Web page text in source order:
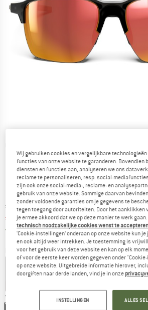
Oorspronkelijke prijs :
€ 224,95
Prijs:
€ 168,71 incl. BTW
Gratis verzending(NL)Nederland.
Kleur:Black / Beige
Variant: L - Reactiv 1-3 GC Rose (VLT 10-46%)
Wij gebruiken cookies en vergelijkbare
functies van onze website te garanderen. Bovendien
diensten en functies aan, analyseren we ons
reclame te personaliseren, resp. social-
zijn ook onze social-media-, reclame- en
gebruik van onze website. Sommige daarvan
zonder voldoende garanties om je gegevens te
tegen toegang door autoriteiten. Door het aanklikken
je ermee akkoord dat we op deze manier te werk gaan.
technisch noodzakelijke cookies wenst te
‘Cookie-instellingen’ onderaan op onze website kun
en ook altijd weer intrekken. Je toestemming is
voor het gebruik van deze website en kan op elk
of voor de eerste keer worden gegeven onder
op onze website. Uitgebreide informatie hierover,
doorgiften naar derde landen, vind je in onze
INSTELLINGEN ALLES